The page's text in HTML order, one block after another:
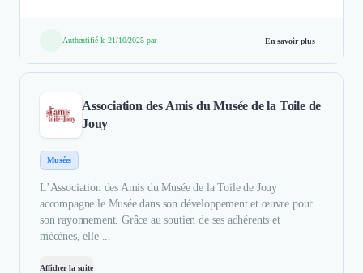
Authentifié le 21/10/2025 par En savoir plus
Association des Amis du Musée de la Toile de
Jouy
Musées
L’Association des Amis du Musée de la Toile de Jouy
accompagne le Musée dans son développement et œuvre pour
son rayonnement. Grâce au soutien de ses adhérents et
mécènes, elle ...
Afficher la suite